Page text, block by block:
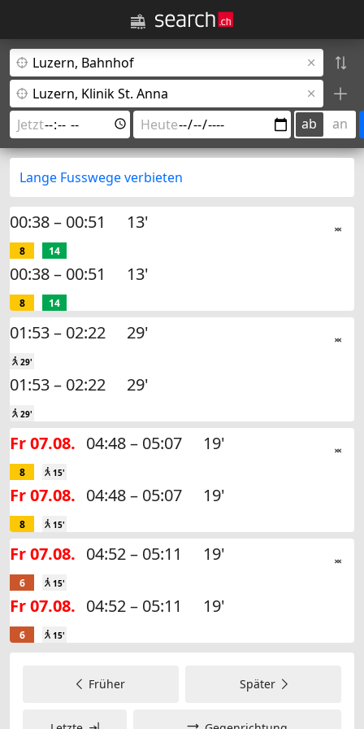
ab an
Lange Fusswege verbieten
00:38 – 00:51 13'
8 14
00:38 – 00:51 13'
8 14
01:53 – 02:22 29'
 29'
01:53 – 02:22 29'
 29'
Fr 07.08. 04:48 – 05:07 19'
8  15'
Fr 07.08. 04:48 – 05:07 19'
8  15'
Fr 07.08. 04:52 – 05:11 19'
6  15'
Fr 07.08. 04:52 – 05:11 19'
6  15'
Früher Später